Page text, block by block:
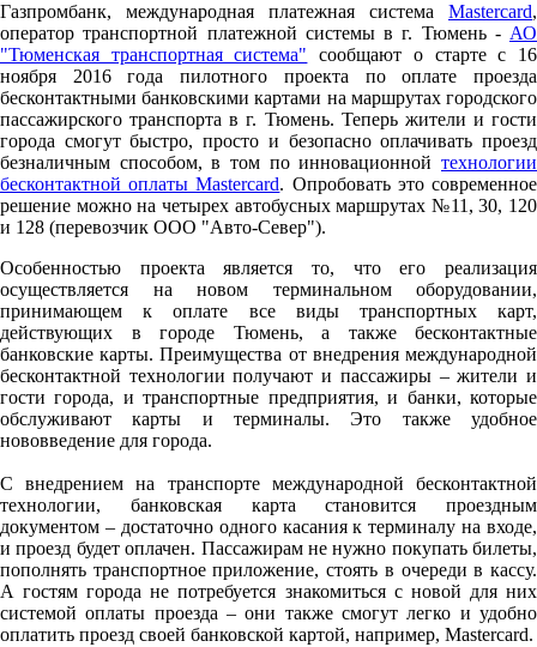
Газпромбанк, международная платежная система Mastercard,
оператор транспортной платежной системы в г. Тюмень - АО
"Тюменская транспортная система" сообщают о старте c 16
ноября 2016 года пилотного проекта по оплате проезда
бесконтактными банковскими картами на маршрутах городского
пассажирского транспорта в г. Тюмень. Теперь жители и гости
города смогут быстро, просто и безопасно оплачивать проезд
безналичным способом, в том по инновационной технологии
бесконтактной оплаты Mastercard. Опробовать это современное
решение можно на четырех автобусных маршрутах №11, 30, 120
и 128 (перевозчик ООО "Авто-Север").
Особенностью проекта является то, что его реализация
осуществляется на новом терминальном оборудовании,
принимающем к оплате все виды транспортных карт,
действующих в городе Тюмень, а также бесконтактные
банковские карты. Преимущества от внедрения международной
бесконтактной технологии получают и пассажиры – жители и
гости города, и транспортные предприятия, и банки, которые
обслуживают карты и терминалы. Это также удобное
нововведение для города.
С внедрением на транспорте международной бесконтактной
технологии, банковская карта становится проездным
документом – достаточно одного касания к терминалу на входе,
и проезд будет оплачен. Пассажирам не нужно покупать билеты,
пополнять транспортное приложение, стоять в очереди в кассу.
А гостям города не потребуется знакомиться с новой для них
системой оплаты проезда – они также смогут легко и удобно
оплатить проезд своей банковской картой, например, Mastercard.